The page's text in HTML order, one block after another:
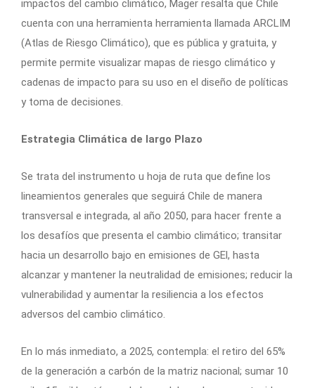
impactos del cambio climático, Mager resalta que Chile
cuenta con una herramienta herramienta llamada ARCLIM
(Atlas de Riesgo Climático), que es pública y gratuita, y
permite permite visualizar mapas de riesgo climático y
cadenas de impacto para su uso en el diseño de políticas
y toma de decisiones.
Estrategia Climática de largo Plazo
Se trata del instrumento u hoja de ruta que define los
lineamientos generales que seguirá Chile de manera
transversal e integrada, al año 2050, para hacer frente a
los desafíos que presenta el cambio climático; transitar
hacia un desarrollo bajo en emisiones de GEl, hasta
alcanzar y mantener la neutralidad de emisiones; reducir la
vulnerabilidad y aumentar la resiliencia a los efectos
adversos del cambio climático.
En lo más inmediato, a 2025, contempla: el retiro del 65%
de la generación a carbón de la matriz nacional; sumar 10